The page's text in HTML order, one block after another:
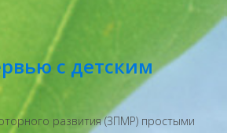
с детским
развития (ЗПМР) простыми